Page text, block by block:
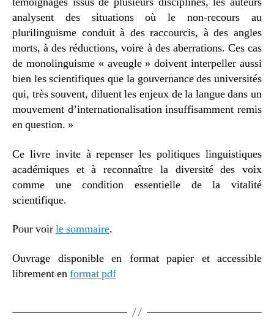
analysent des situations où le non-recours au
plurilinguisme conduit à des raccourcis, à des angles
morts, à des réductions, voire à des aberrations. Ces cas
de monolinguisme « aveugle » doivent interpeller aussi
bien les scientifiques que la gouvernance des universités
qui, très souvent, diluent les enjeux de la langue dans un
mouvement d’internationalisation insuffisamment remis
en question. »
Ce livre invite à repenser les politiques linguistiques
académiques et à reconnaître la diversité des voix
comme une condition essentielle de la vitalité
scientifique.
Pour voirle sommaire.
Ouvrage disponible en format papier et accessible
librement enformat pdf